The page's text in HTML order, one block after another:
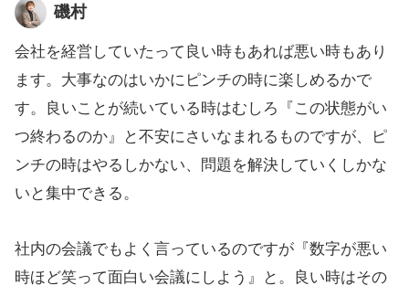
磯村
会社を経営していたって良い時もあれば悪い時もあり
ます。大事なのはいかにピンチの時に楽しめるかで
す。良いことが続いている時はむしろ『この状態がい
つ終わるのか』と不安にさいなまれるものですが、ピ
ンチの時はやるしかない、問題を解決していくしかな
いと集中できる。
社内の会議でもよく言っているのですが『数字が悪い
時ほど笑って面白い会議にしよう』と。良い時はその